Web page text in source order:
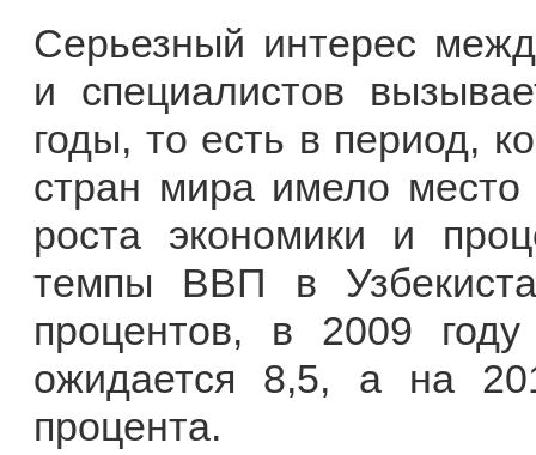
Серьезный интерес
и специалистов
годы, то есть в период,
стран мира имело
роста экономики и
темпы ВВП в
процентов, в 2009
ожидается 8,5, а на
процента.